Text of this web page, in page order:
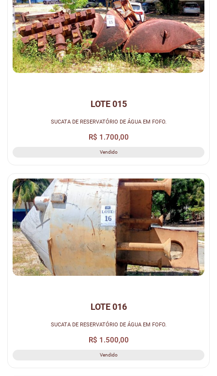
LOTE 015
SUCATA DE RESERVATÓRIO DE ÁGUA EM FOFO.
R$ 1.700,00
Vendido
LOTE 016
SUCATA DE RESERVATÓRIO DE ÁGUA EM FOFO.
R$ 1.500,00
Vendido